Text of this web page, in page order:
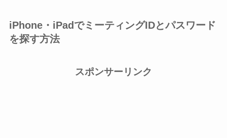
iPhone・iPadでミーティングIDとパスワード
を探す方法
スポンサーリンク